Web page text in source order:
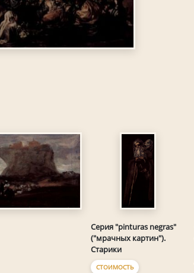
Серия "pinturas negras"
("мрачных картин").
Старики
СТОИМОСТЬ